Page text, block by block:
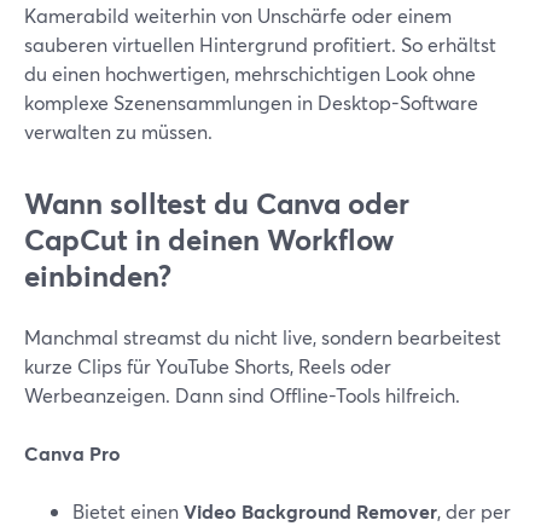
Kamerabild weiterhin von Unschärfe oder einem
sauberen virtuellen Hintergrund profitiert. So erhältst
du einen hochwertigen, mehrschichtigen Look ohne
komplexe Szenensammlungen in Desktop-Software
verwalten zu müssen.
Wann solltest du Canva oder
CapCut in deinen Workflow
einbinden?
Manchmal streamst du nicht live, sondern bearbeitest
kurze Clips für YouTube Shorts, Reels oder
Werbeanzeigen. Dann sind Offline-Tools hilfreich.
Canva Pro
Bietet einenVideo Background Remover, der per